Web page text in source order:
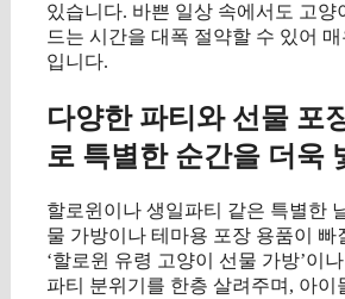
있습니다. 바쁜 일상 속에서도 고양
드는 시간을 대폭 절약할 수 있어
입니다.
다양한 파티와 선물 포
로 특별한 순간을 더욱
할로윈이나 생일파티 같은 특별한
물 가방이나 테마용 포장 용품이 빠
‘할로윈 유령 고양이 선물 가방’이
파티 분위기를 한층 살려주며, 아이